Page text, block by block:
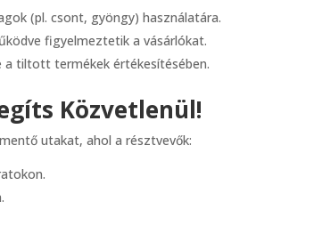
(pl. csont, gyöngy) használatára.
figyelmeztetik a vásárlókat.
tiltott termékek értékesítésében.
Közvetlenül!
utakat, ahol a résztvevők: